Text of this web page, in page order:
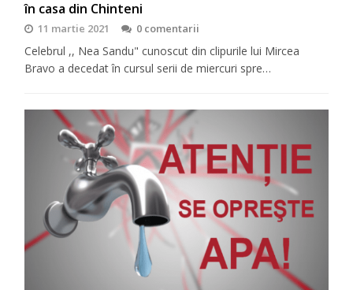
în casa din Chinteni
11 martie 2021 0 comentarii
Celebrul ,, Nea Sandu" cunoscut din clipurile lui Mircea
Bravo a decedat în cursul serii de miercuri spre…